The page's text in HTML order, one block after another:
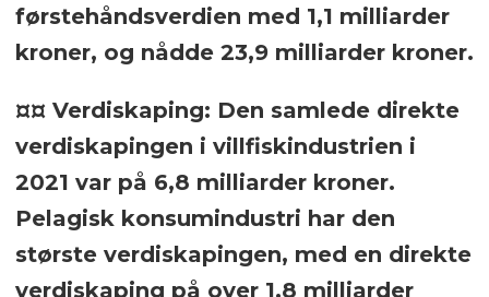
førstehåndsverdien med 1,1 milliarder
kroner, og nådde 23,9 milliarder kroner.
¤¤ Verdiskaping: Den samlede direkte
verdiskapingen i villfiskindustrien i
2021 var på 6,8 milliarder kroner.
Pelagisk konsumindustri har den
største verdiskapingen, med en direkte
verdiskaping på over 1,8 milliarder